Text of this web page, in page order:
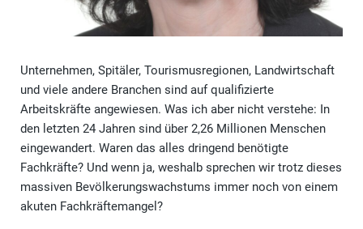
Unternehmen, Spitäler, Tourismusregionen, Landwirtschaft
und viele andere Branchen sind auf qualifizierte
Arbeitskräfte angewiesen. Was ich aber nicht verstehe: In
den letzten 24 Jahren sind über 2,26 Millionen Menschen
eingewandert. Waren das alles dringend benötigte
Fachkräfte? Und wenn ja, weshalb sprechen wir trotz dieses
massiven Bevölkerungswachstums immer noch von einem
akuten Fachkräftemangel?